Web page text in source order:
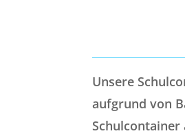
Unsere
aufgrund von